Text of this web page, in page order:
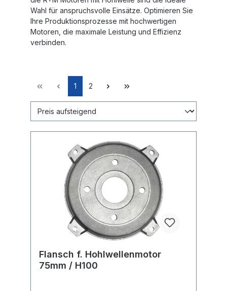
Wahl für anspruchsvolle Einsätze. Optimieren Sie
Ihre Produktionsprozesse mit hochwertigen
Motoren, die maximale Leistung und Effizienz
verbinden.
1 2
Flansch f. Hohlwellenmotor
75mm / H100